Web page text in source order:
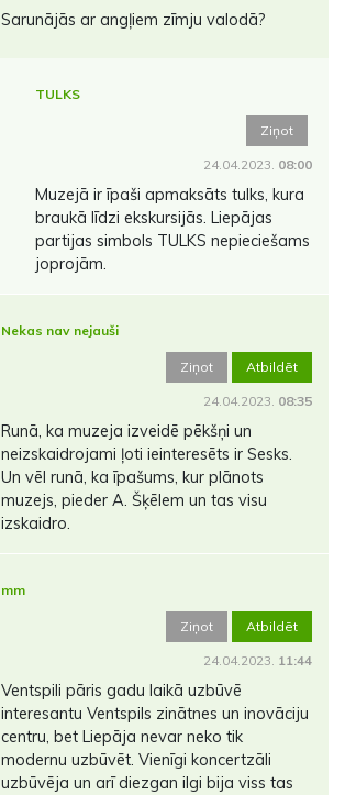
Sarunājās ar angļiem zīmju valodā?
TULKS
Ziņot
24.04.2023. 08:00
Muzejā ir īpaši apmaksāts tulks, kura
braukā līdzi ekskursijās. Liepājas
partijas simbols TULKS nepieciešams
joprojām.
Nekas nav nejauši
Ziņot Atbildēt
24.04.2023. 08:35
Runā, ka muzeja izveidē pēkšņi un
neizskaidrojami ļoti ieinteresēts ir Sesks.
Un vēl runā, ka īpašums, kur plānots
muzejs, pieder A. Šķēlem un tas visu
izskaidro.
mm
Ziņot Atbildēt
24.04.2023. 11:44
Ventspili pāris gadu laikā uzbūvē
interesantu Ventspils zinātnes un inovāciju
centru, bet Liepāja nevar neko tik
modernu uzbūvēt. Vienīgi koncertzāli
uzbūvēja un arī diezgan ilgi bija viss tas